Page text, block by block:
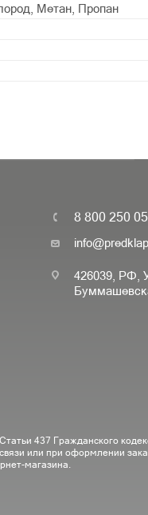
Метан, Пропан
8 800 250
426039, РФ,
437 Гражданского
или при оформлении
магазина.